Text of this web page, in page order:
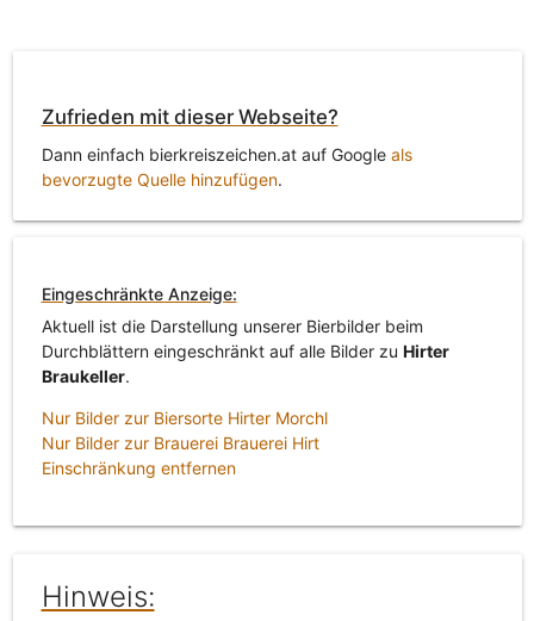
Zufrieden mit dieser Webseite?
Dann einfach bierkreiszeichen.at auf Google als
bevorzugte Quelle hinzufügen.
Eingeschränkte Anzeige:
Aktuell ist die Darstellung unserer Bierbilder beim
Durchblättern eingeschränkt auf alle Bilder zu Hirter
Braukeller.
Nur Bilder zur Biersorte Hirter Morchl
Nur Bilder zur Brauerei Brauerei Hirt
Einschränkung entfernen
Hinweis: